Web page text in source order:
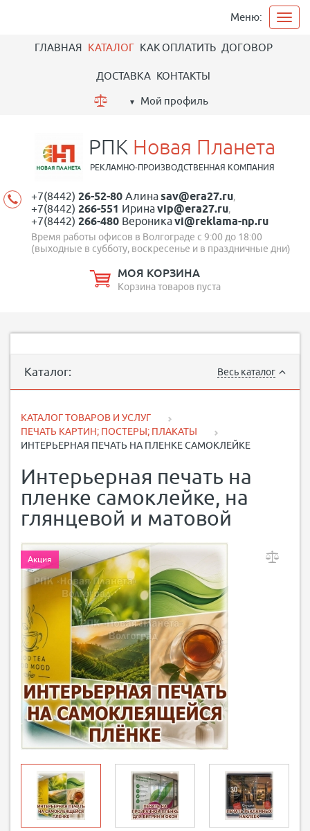
ГЛАВНАЯ КАТАЛОГ КАК ОПЛАТИТЬ ДОГОВОР
ДОСТАВКА КОНТАКТЫ
Мой профиль
РПК Новая Планета
РЕКЛАМНО-ПРОИЗВОДСТВЕННАЯ КОМПАНИЯ
+7(8442) 26-52-80 Алинаsav@era27.ru,
+7(8442) 266-551 Иринаvip@era27.ru,
+7(8442) 266-480 Вероникаvi@reklama-np.ru
Время работы офисов в Волгограде с 9:00 до 18:00
(выходные в субботу, воскресенье и в праздничные дни)
МОЯ КОРЗИНА
Корзина товаров пуста
Меню:
Каталог: Весь каталог
КАТАЛОГ ТОВАРОВ И УСЛУГ
ПЕЧАТЬ КАРТИН; ПОСТЕРЫ; ПЛАКАТЫ
ИНТЕРЬЕРНАЯ ПЕЧАТЬ НА ПЛЕНКЕ САМОКЛЕЙКЕ
Интерьерная печать на
пленке самоклейке, на
глянцевой и матовой
Акция